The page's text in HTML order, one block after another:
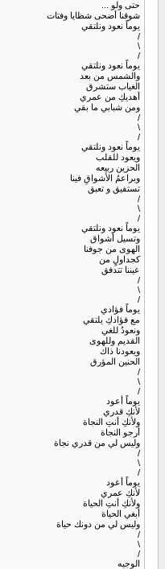
حتى ولو ...
شوقنا أضحى شظايا وفتات
يوماً نعود ونلتقي
/
\
/
يوماً نعود ونلتقي
والشمس من بعد
الغياب ستشرق
أهديكِ من عمري
ومن شبابي ما بقي
/
\
/
يوماً نعود ونلتقي
ويعود للقلب
الحزين ربيعه
وبراعمُ الأشواقِ فينا
تستفيق و تعبق
/
\
/
يوماً نعود ونلتقي
وتسيل أشواق
الهوى من جوفنا
كجداولٍ من
عيننا تتدفق
/
\
/
يوماً فؤادي
مع فؤادكِ يلتقي
ونعودُ للغي
القديم وللهوى
ويعودنا ذاك
الحنين المؤرق
/
\
/
يوماً أعود
لأنكِ قدري
ولأنكِ أنتِ النجاة
أرجو النجاة
وليس لي من قدري نجاة
/
\
/
يوماً أعود
لأنكِ عمري
ولأنكِ أنتِ الحياة
أبغي الحياة
وليس لي من دونك حياة
/
\
/
الوجيه